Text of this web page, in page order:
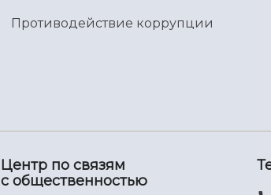
Противодействие коррупции
Центр по связям
с общественностью